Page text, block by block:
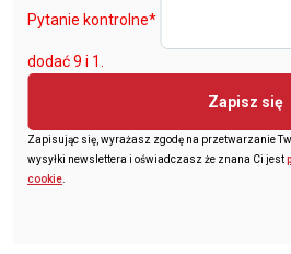
Pytanie kontrolne*
dodać 9 i 1.
Zapisz się
Zapisując się, wyrażasz zgodę na przetwarzanie
wysyłki newslettera i oświadczasz że znana Ci jest
cookie